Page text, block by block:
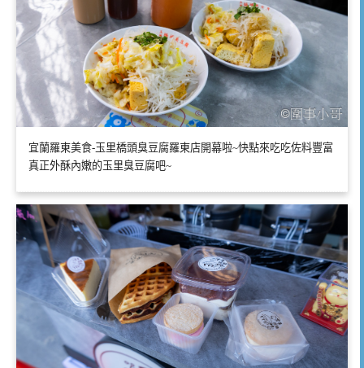
宜蘭羅東美食-玉里橋頭臭豆腐羅東店開幕啦~快點來吃吃佐料豐富
真正外酥內嫩的玉里臭豆腐吧~